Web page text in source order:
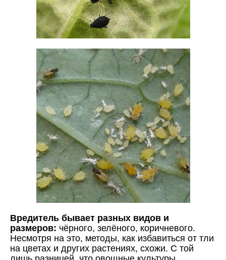
Вредитель бывает разных видов и
размеров: чёрного, зелёного, коричневого.
Несмотря на это, методы, как избавиться от тли
на цветах и других растениях, схожи. С той